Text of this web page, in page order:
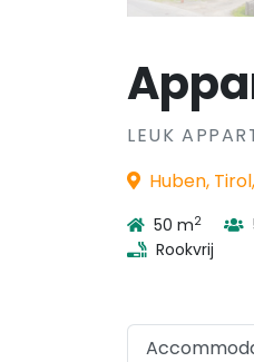
LEUK
Huben,
50 m2
Rookvrij